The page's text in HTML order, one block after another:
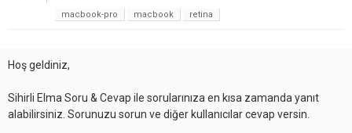
macbook-pro
macbook retina
Hoş geldiniz,
Sihirli Elma Soru & Cevap ile sorularınıza en kısa zamanda yanıt
alabilirsiniz. Sorunuzu sorun ve diğer kullanıcılar cevap versin.